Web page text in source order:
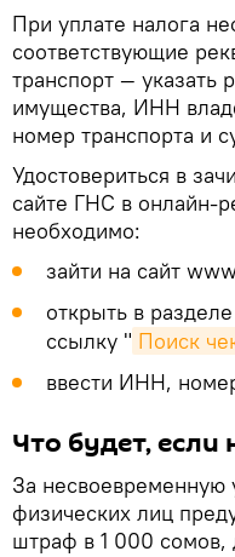
При уплате налога
соответствующие
транспорт — указать
имущества, ИНН
номер транспорта и
Удостовериться в
сайте ГНС в онлайн-
необходимо:
зайти на сайт
открыть в
ссылку " Поиск
ввести ИНН,
Что будет, если
За несвоевременную
физических лиц
штраф в 1 000